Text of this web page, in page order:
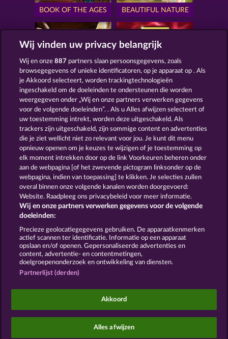
BOOK OF THE AGES BEAUTIFUL NATURE
SIMPLY THE BEST ROYAL SEVEN
GOLDEN EI OF
MOORHUHN
FOREVER
DIAMONDS
Toon alle spelletjes
Algemene voorwaarden Privacyverklaring
Colofon Bedrijf FAQ Facebook
Terugbetalingsverzoek indienen
Sociale casino games zijn enkel bedoeld voor
entertainment en hebben absoluut geen enkele
gokken met echt geld.
©2026 Whow Games GmbH
Wij vinden uw privacy belangrijk
Wij en onze887 partners slaan persoonsgegevens, zoals
browsegegevens of unieke identificatoren, op je apparaat op . Als
je Akkoord selecteert, worden trackingtechnologieën
ingeschakeld om de doeleinden te ondersteunen die worden
weergegeven onder „Wij en onze partners verwerken gegevens
voor de volgende doeleinden”. . Als u Alles afwijzen selecteert of
uw toestemming intrekt, worden deze uitgeschakeld. Als
trackers zijn uitgeschakeld, zijn sommige content en advertenties
die je ziet wellicht niet zo relevant voor jou. Je kunt dit menu
opnieuw openen om je keuzes te wijzigen of je toestemming op
elk moment intrekken door op de link Voorkeuren beheren onder
aan de webpagina [of het zwevende pictogram linksonder op de
webpagina, indien van toepassing] te klikken. Je selecties zullen
overal binnen onze volgende kanalen worden doorgevoerd:
Website. Raadpleeg ons privacybeleid voor meer informatie.
Wij en onze partners verwerken gegevens voor de volgende
doeleinden:
Precieze geolocatiegegevens gebruiken. De apparaatkenmerken
actief scannen ter identificatie. Informatie op een apparaat
opslaan en/of openen. Gepersonaliseerde advertenties en
content, advertentie- en contentmetingen,
doelgroepenonderzoek en ontwikkeling van diensten.
Partnerlijst (derden)
Akkoord
Alles afwijzen